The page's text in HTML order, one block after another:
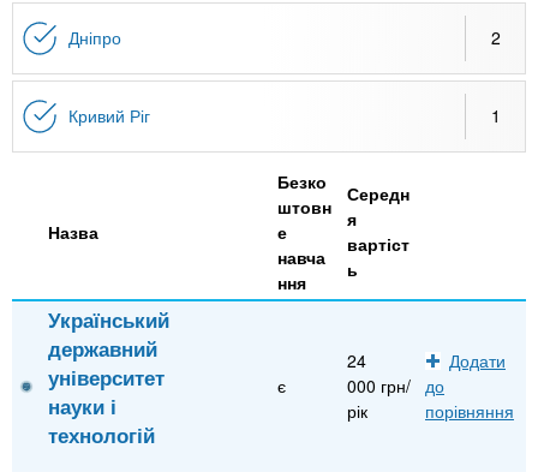
n
t
s
i
n
f
з
к
Онлайн курси
За кордоном
Дніпро 2
Кривий Ріг 1
Назва
Безко
штовн
е
навча
ння
Середн
я
вартіст
ь
Український
державний
університет
науки і
технологій
є
24
000 грн/
рік
Додати
до
порівняння